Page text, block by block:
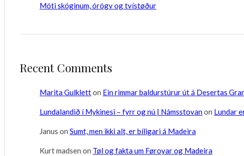
Móti skóginum, órógv og tvístøður
Recent Comments
Marita Gulkletton Ein rimmar baldurstúrur út á Desertas
Lundalandið í Mykinesi – fyrr og nú | Námsstovanon Lundar
Janus on Sumt, men ikki alt, er bíligari á Madeira
Kurt madsen on Tøl og fakta um Føroyar og Madeira